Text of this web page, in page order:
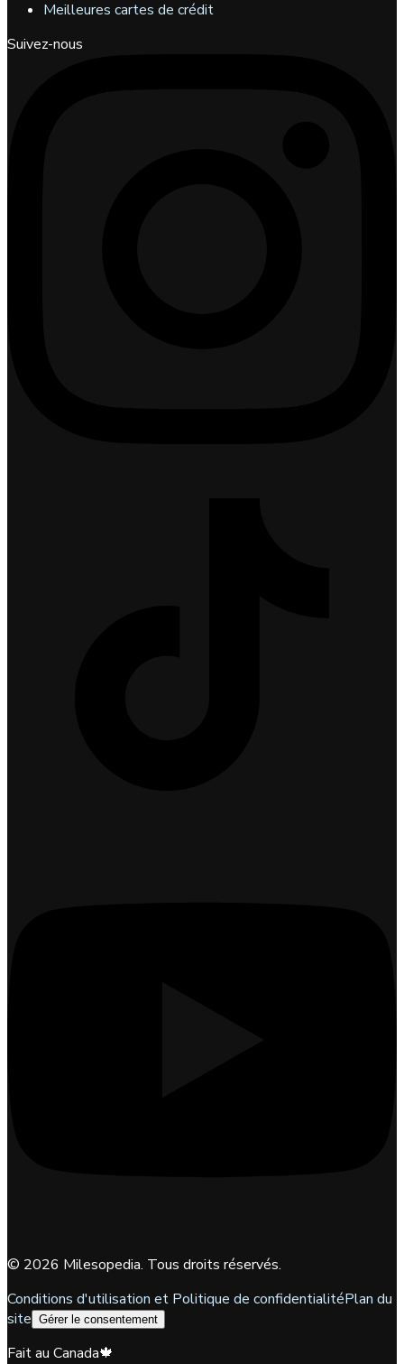
Meilleures cartes de crédit
Suivez-nous
© 2026 Milesopedia. Tous droits réservés.
Conditions d'utilisation et Politique de confidentialitéPlan du
site Gérer le consentement
Fait au Canada🍁